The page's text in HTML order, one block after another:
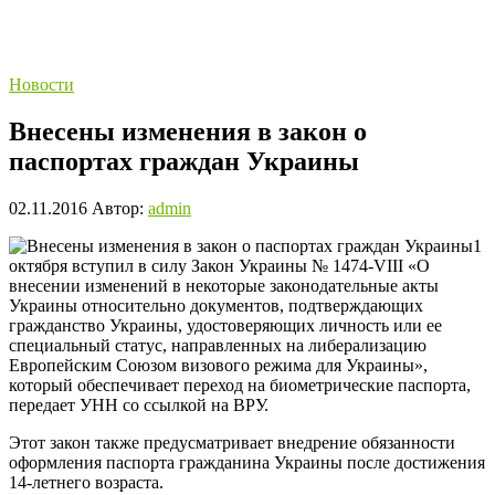
Новости
Внесены изменения в закон о
паспортах граждан Украины
02.11.2016 Автор: admin
1
октября вступил в силу Закон Украины № 1474-VIII «О
внесении изменений в некоторые законодательные акты
Украины относительно документов, подтверждающих
гражданство Украины, удостоверяющих личность или ее
специальный статус, направленных на либерализацию
Европейским Союзом визового режима для Украины»,
который обеспечивает переход на биометрические паспорта,
передает УНН со ссылкой на ВРУ.
Этот закон также предусматривает внедрение обязанности
оформления паспорта гражданина Украины после достижения
14-летнего возраста.